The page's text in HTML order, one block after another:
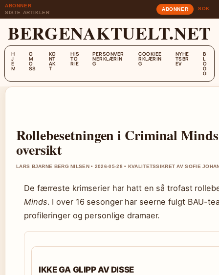
ABONNER
SISTE ARTIKLER
ABONNER SOK
BERGENAKTUELT.NET
H
J
E
M
O
M
O
SS
KO
NT
AK
T
HIS
TO
RIE
PERSONVER
NERKLÆRIN
G
COOKIEE
RKLÆRIN
G
NYHE
TSBR
EV
B
L
O
G
G
Rollebesetningen i Criminal
oversikt
LARS BJARNE BERG NILSEN • 2026-05-28 • KVALITETSSIKRET AV SOFIE
De færreste krimserier har hatt en så trofast
Minds. I over 16 sesonger har seerne fulgt BAU-
profileringer og personlige dramaer.
IKKE GA GLIPP AV DISSE